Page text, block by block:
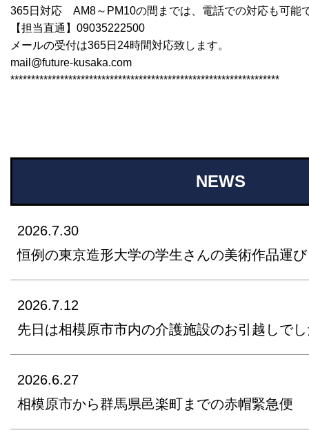
365日対応 AM8～PM10の間までは、電話での対応も可能
【担当直通】09035222500
メールの受付は365日24時間対応致します。
mail@future-kusaka.com
*****************************************************************
NEWS
2026.7.30
恒例の東京造形大学の学生さんの美術作品運び
2026.7.12
先日は相模原市市内の介護施設のお引越しで
2026.6.27
相模原市から群馬県邑楽町までの赤帽緊急便